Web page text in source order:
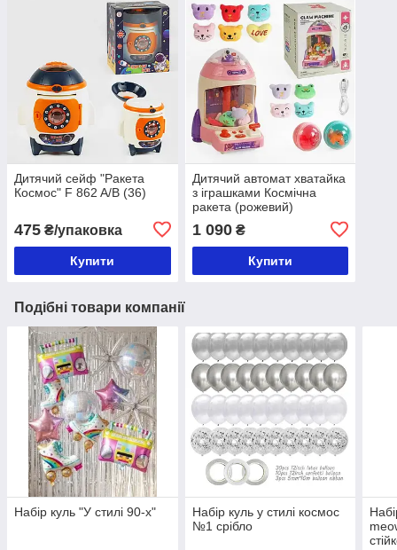
Дитячий сейф "Ракета
Космос" F 862 A/B (36)
475 ₴/упаковка
Купити
Дитячий автомат хватайка
з іграшками Космічна
ракета (рожевий)
1 090₴
Купити
Подібні товари компанії
Набір куль "У стилі 90-х"
Набір куль у стилі космос
№1 срібло